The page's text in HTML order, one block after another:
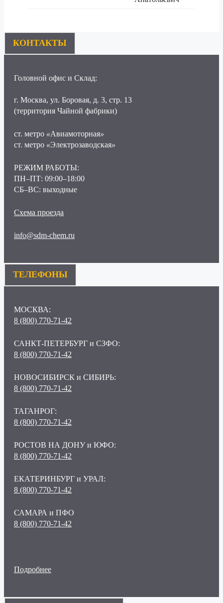
КОНТАКТЫ
Головной офис и Склад:
г. Москва, ул. Боровая, д. 3, стр. 13
(территория Чайной фабрики)
ст. метро «Авиамоторная»
ст. метро «Электрозаводская»
РЕЖИМ РАБОТЫ:
ПН–ПТ: 09:00–18:00
СБ–ВС: выходные
Схема проезда
info@sdm-chem.ru
ТЕЛЕФОНЫ
МОСКВА:
8 (800) 770-71-42
САНКТ-ПЕТЕРБУРГ и СЗФО:
8 (800) 770-71-42
НОВОСИБИРСК и СИБИРЬ:
8 (800) 770-71-42
ТАГАНРОГ:
8 (800) 770-71-42
РОСТОВ НА ДОНУ и ЮФО:
8 (800) 770-71-42
ЕКАТЕРИНБУРГ и УРАЛ:
8 (800) 770-71-42
САМАРА и ПФО
8 (800) 770-71-42
Подробнее